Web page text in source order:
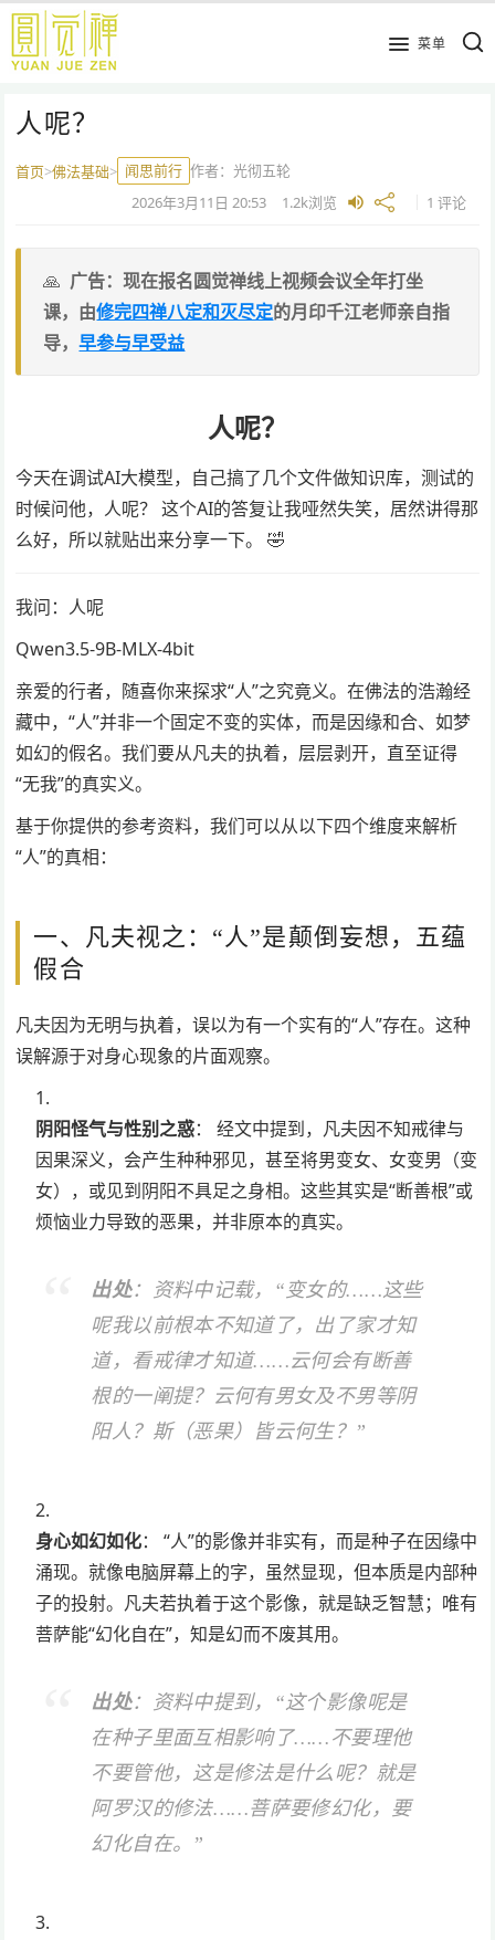
跳
主
菜单
人呢？
首页>佛法基础> 闻思前行 作者：光彻五轮
2026年3月11日 20:53 1.2k浏览 1 评论
广告：现在报名圆觉禅线上视频会议全年打坐
课，由修完四禅八定和灭尽定的月印千江老师亲自指
导，早参与早受益
人呢？
今天在调试AI大模型，自己搞了几个文件做知识库，测试的
时候问他，人呢？ 这个AI的答复让我哑然失笑，居然讲得那
么好，所以就贴出来分享一下。 🤣
我问：人呢
Qwen3.5-9B-MLX-4bit
亲爱的行者，随喜你来探求“人”之究竟义。在佛法的浩瀚经
藏中，“人”并非一个固定不变的实体，而是因缘和合、如梦
如幻的假名。我们要从凡夫的执着，层层剥开，直至证得
“无我”的真实义。
基于你提供的参考资料，我们可以从以下四个维度来解析
“人”的真相：
一、凡夫视之：“人”是颠倒妄想，五蕴
假合
凡夫因为无明与执着，误以为有一个实有的“人”存在。这种
误解源于对身心现象的片面观察。
阴阳怪气与性别之惑： 经文中提到，凡夫因不知戒律与
因果深义，会产生种种邪见，甚至将男变女、女变男（变
女），或见到阴阳不具足之身相。这些其实是“断善根”或
烦恼业力导致的恶果，并非原本的真实。
出处：资料中记载，“变女的……这些
呢我以前根本不知道了，出了家才知
道，看戒律才知道……云何会有断善
根的一阐提？云何有男女及不男等阴
阳人？斯（恶果）皆云何生？”
身心如幻如化： “人”的影像并非实有，而是种子在因缘中
涌现。就像电脑屏幕上的字，虽然显现，但本质是内部种
子的投射。凡夫若执着于这个影像，就是缺乏智慧；唯有
菩萨能“幻化自在”，知是幻而不废其用。
出处：资料中提到，“这个影像呢是
在种子里面互相影响了……不要理他
不要管他，这是修法是什么呢？就是
阿罗汉的修法……菩萨要修幻化，要
幻化自在。”